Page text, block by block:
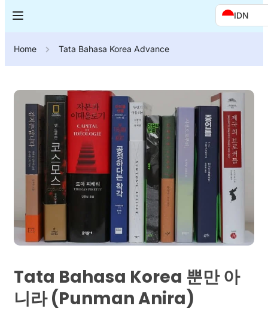
IDN
Home Tata Bahasa Korea Advance
Tata Bahasa Korea 뿐만 아
니라 (Punman Anira)